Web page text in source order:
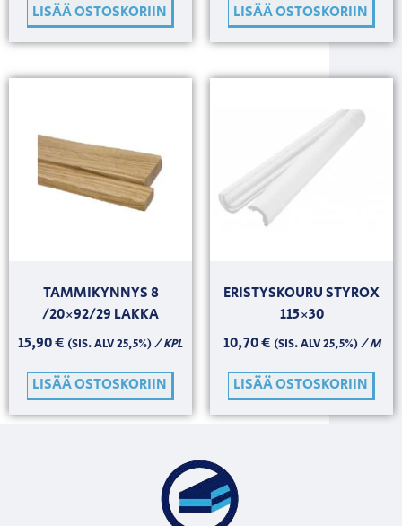
LISÄÄ OSTOSKORIIN LISÄÄ OSTOSKORIIN
TAMMIKYNNYS 8
/20×92/29 LAKKA
15,90€ (SIS. ALV 25,5%)/ KPL
LISÄÄ OSTOSKORIIN
ERISTYSKOURU STYROX
115×30
10,70€ (SIS. ALV 25,5%)/ M
LISÄÄ OSTOSKORIIN